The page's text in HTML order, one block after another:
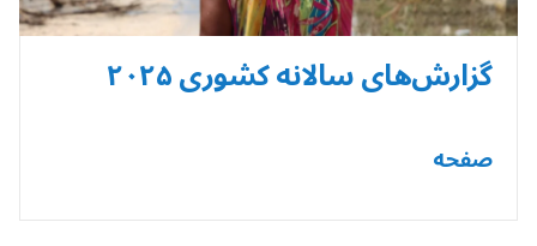
گزارش‌های سالانه کشوری ۲۰۲۵
صفحه